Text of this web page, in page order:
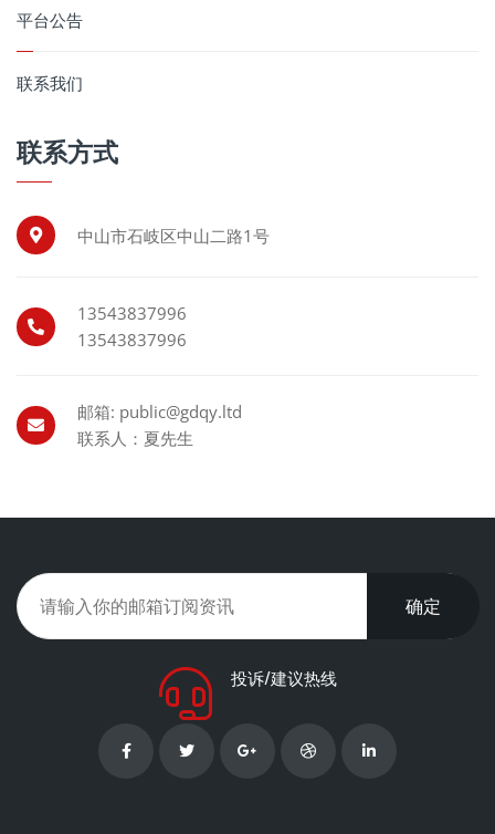
平台公告
联系我们
联系方式
中山市石岐区中山二路1号
13543837996
13543837996
邮箱: public@gdqy.ltd
联系人：夏先生
确定
投诉/建议热线